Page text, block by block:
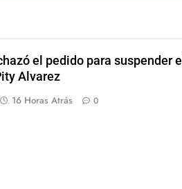
el pedido para suspender el
Alvarez
16 Horas Atrás 0